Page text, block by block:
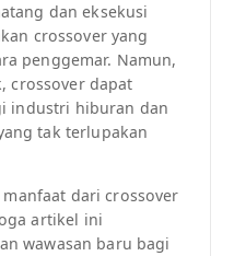
dan eksekusi
crossover yang
penggemar. Namun,
crossover dapat
industri hiburan dan
tak terlupakan
dari crossover
artikel ini
wawasan baru bagi